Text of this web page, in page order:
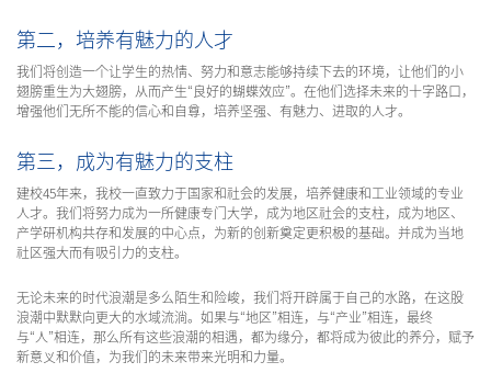
第二，培养有魅力的人才
我们将创造一个让学生的热情、努力和意志能够持续下去的环境，让他们的小
翅膀重生为大翅膀，从而产生“良好的蝴蝶效应”。在他们选择未来的十字路口，
增强他们无所不能的信心和自尊，培养坚强、有魅力、进取的人才。
第三，成为有魅力的支柱
建校45年来，我校一直致力于国家和社会的发展，培养健康和工业领域的专业
人才。我们将努力成为一所健康专门大学，成为地区社会的支柱，成为地区、
产学研机构共存和发展的中心点，为新的创新奠定更积极的基础。并成为当地
社区强大而有吸引力的支柱。
无论未来的时代浪潮是多么陌生和险峻，我们将开辟属于自己的水路，在这股
浪潮中默默向更大的水域流淌。如果与“地区”相连，与“产业”相连，最终
与“人”相连，那么所有这些浪潮的相遇，都为缘分，都将成为彼此的养分，赋予
新意义和价值，为我们的未来带来光明和力量。